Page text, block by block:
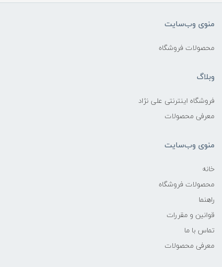
منوی وب‌سایت
محصولات فروشگاه
وبلاگ
فروشگاه اینترنتی علی نژاد
معرفی محصولات
منوی وب‌سایت
خانه
محصولات فروشگاه
راهنما
قوانین و مقررات
تماس با ما
معرفی محصولات